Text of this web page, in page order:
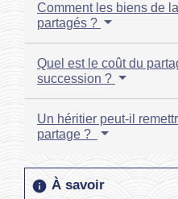
Comment les biens de
partagés ?
Quel est le coût du
succession ?
Un héritier peut-il
partage ?
info À savoir